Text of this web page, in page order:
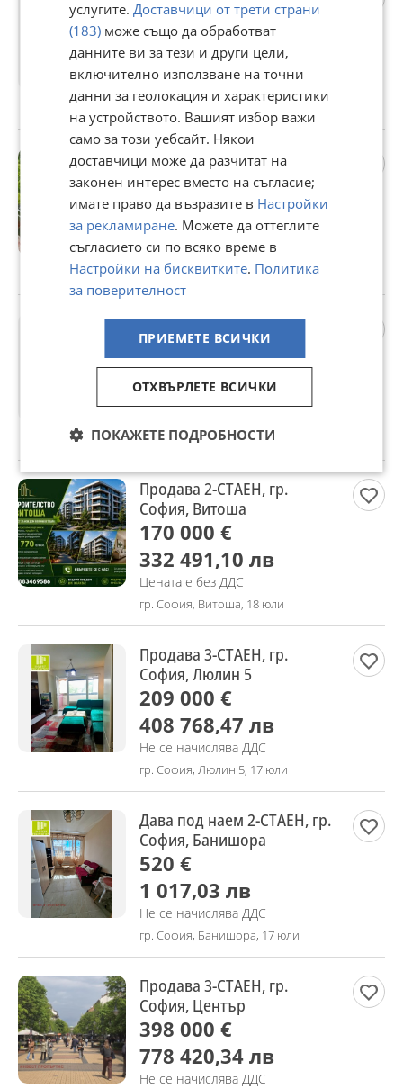
София, Център
659 000 €
1 288 891,97 лв
Не се начислява ДДС
гр. София, Център, 20 юли
Продава ХОТЕЛ, гр. Балчик,
област Добрич
445 000 €
870 344,35 лв
Не се начислява ДДС
гр. Балчик, Добрич, 18 юли
Продава 4-СТАЕН, гр.
София, Люлин 4
209 000 €
408 768,47 лв
гр. София, Люлин 4, 18 юли
Продава 2-СТАЕН, гр.
София, Витоша
170 000 €
332 491,10 лв
Цената е без ДДС
гр. София, Витоша, 18 юли
Продава 3-СТАЕН, гр.
София, Люлин 5
209 000 €
408 768,47 лв
Не се начислява ДДС
гр. София, Люлин 5, 17 юли
Дава под наем 2-СТАЕН, гр.
София, Банишора
520 €
1 017,03 лв
Не се начислява ДДС
гр. София, Банишора, 17 юли
Продава 3-СТАЕН, гр.
София, Център
398 000 €
778 420,34 лв
Не се начислява ДДС
услугите. Доставчици от трети страни
(183) може също да обработват
данните ви за тези и други цели,
включително използване на точни
данни за геолокация и характеристики
на устройството. Вашият избор важи
само за този уебсайт. Някои
доставчици може да разчитат на
законен интерес вместо на съгласие;
имате право да възразите в Настройки
за рекламиране. Можете да оттеглите
съгласието си по всяко време в
Настройки на бисквитките. Политика
за поверителност
ПРИЕМЕТЕ ВСИЧКИ
ОТХВЪРЛЕТЕ ВСИЧКИ
ПОКАЖЕТЕ ПОДРОБНОСТИ